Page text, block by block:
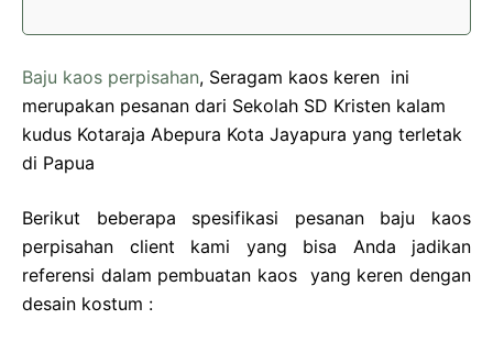
Baju kaos perpisahan, Seragam kaos keren ini
merupakan pesanan dari Sekolah SD Kristen kalam
kudus Kotaraja Abepura Kota Jayapura yang terletak
di Papua
Berikut beberapa spesifikasi pesanan baju kaos
perpisahan client kami yang bisa Anda jadikan
referensi dalam pembuatan kaos yang keren dengan
desain kostum :